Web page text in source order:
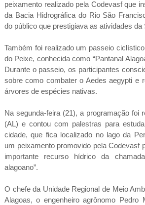
peixamento realizado pela Codevasf que
da Bacia Hidrográfica do Rio São
do público que prestigiava as atividades da
Também foi realizado um passeio
do Peixe, conhecida como “Pantanal
Durante o passeio, os participantes
sobre como combater o Aedes aegypti e
árvores de espécies nativas.
Na segunda-feira (21), a programação foi
(AL) e contou com palestras para
cidade, que fica localizado no lago da
um peixamento promovido pela Codevasf
importante recurso hídrico da
alagoano”.
O chefe da Unidade Regional de Meio
Alagoas, o engenheiro agrônomo Pedro